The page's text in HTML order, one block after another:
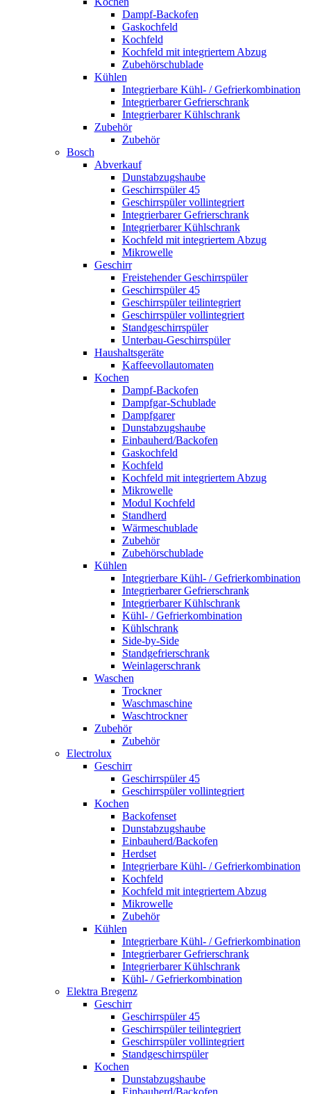
Dampf-Backofen
Gaskochfeld
Kochfeld
Kochfeld mit integriertem Abzug
Zubehörschublade
Kühlen
Integrierbare Kühl- / Gefrierkombination
Integrierbarer Gefrierschrank
Integrierbarer Kühlschrank
Zubehör
Zubehör
Bosch
Abverkauf
Dunstabzugshaube
Geschirrspüler 45
Geschirrspüler vollintegriert
Integrierbarer Gefrierschrank
Integrierbarer Kühlschrank
Kochfeld mit integriertem Abzug
Mikrowelle
Geschirr
Freistehender Geschirrspüler
Geschirrspüler 45
Geschirrspüler teilintegriert
Geschirrspüler vollintegriert
Standgeschirrspüler
Unterbau-Geschirrspüler
Haushaltsgeräte
Kaffeevollautomaten
Kochen
Dampf-Backofen
Dampfgar-Schublade
Dampfgarer
Dunstabzugshaube
Einbauherd/Backofen
Gaskochfeld
Kochfeld
Kochfeld mit integriertem Abzug
Mikrowelle
Modul Kochfeld
Standherd
Wärmeschublade
Zubehör
Zubehörschublade
Kühlen
Integrierbare Kühl- / Gefrierkombination
Integrierbarer Gefrierschrank
Integrierbarer Kühlschrank
Kühl- / Gefrierkombination
Kühlschrank
Side-by-Side
Standgefrierschrank
Weinlagerschrank
Waschen
Trockner
Waschmaschine
Waschtrockner
Zubehör
Zubehör
Electrolux
Geschirr
Geschirrspüler 45
Geschirrspüler vollintegriert
Kochen
Backofenset
Dunstabzugshaube
Einbauherd/Backofen
Herdset
Integrierbare Kühl- / Gefrierkombination
Kochfeld
Kochfeld mit integriertem Abzug
Mikrowelle
Zubehör
Kühlen
Integrierbare Kühl- / Gefrierkombination
Integrierbarer Gefrierschrank
Integrierbarer Kühlschrank
Kühl- / Gefrierkombination
Elektra Bregenz
Geschirr
Geschirrspüler 45
Geschirrspüler teilintegriert
Geschirrspüler vollintegriert
Standgeschirrspüler
Kochen
Dunstabzugshaube
Einbauherd/Backofen